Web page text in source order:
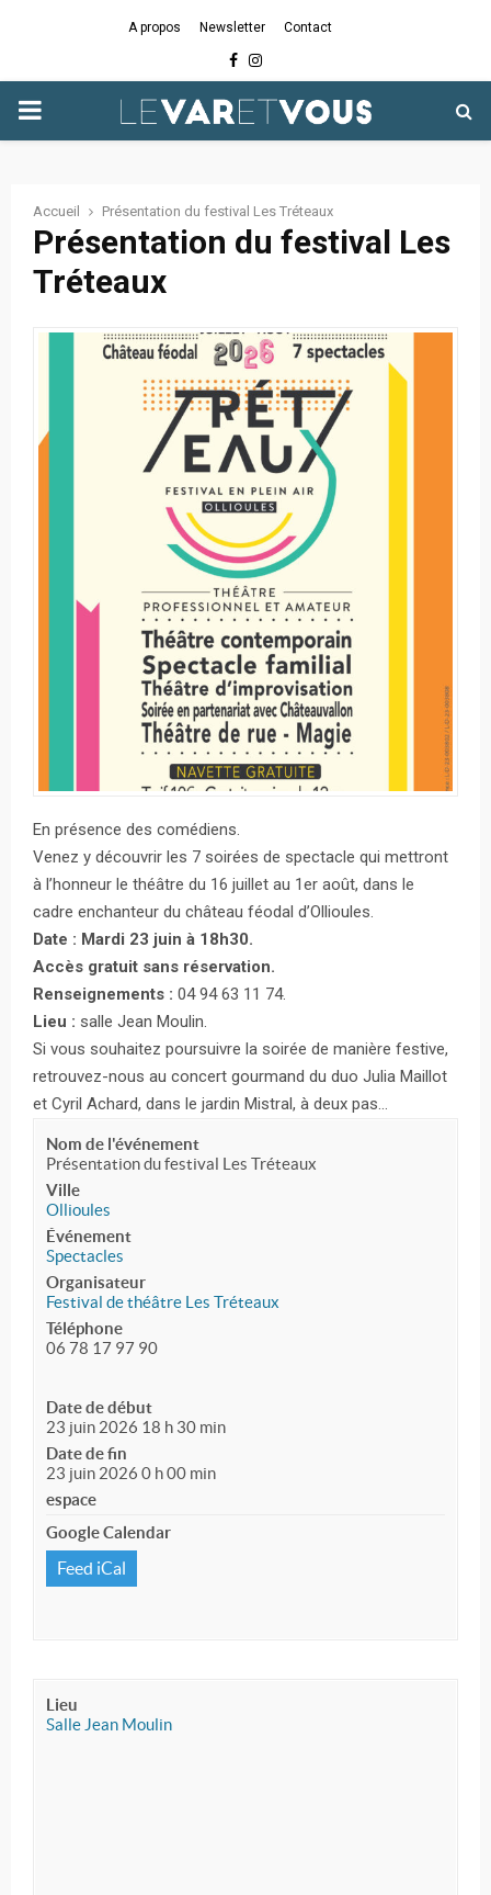
A propos Newsletter Contact
Facebook
Instagram
PRIMARY
Accueil Présentation du festival Les Tréteaux
Présentation du festival Les
Tréteaux
En présence des comédiens.
Venez y découvrir les 7 soirées de spectacle qui mettront
à l’honneur le théâtre du 16 juillet au 1er août, dans le
cadre enchanteur du château féodal d’Ollioules.
Date : Mardi 23 juin à 18h30.
Accès gratuit sans réservation.
Renseignements : 04 94 63 11 74.
Lieu : salle Jean Moulin.
Si vous souhaitez poursuivre la soirée de manière festive,
retrouvez-nous au concert gourmand du duo Julia Maillot
et Cyril Achard, dans le jardin Mistral, à deux pas…
Nom de l'événement
Présentation du festival Les Tréteaux
Ville
Ollioules
Événement
Spectacles
Organisateur
Festival de théâtre Les Tréteaux
Téléphone
06 78 17 97 90
Date de début
23 juin 2026 18 h 30 min
Date de fin
23 juin 2026 0 h 00 min
espace
Google Calendar
Feed iCal
Lieu
Salle Jean Moulin